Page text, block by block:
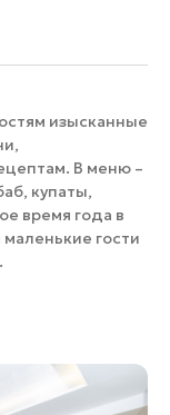
изысканные
В меню –
купаты,
время года в
гости